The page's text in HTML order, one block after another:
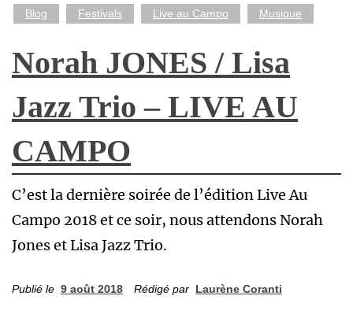
Blog Festivals Live au Campo Musique
Norah JONES / Lisa
Jazz Trio – LIVE AU
CAMPO
C’est la dernière soirée de l’édition Live Au
Campo 2018 et ce soir, nous attendons Norah
Jones et Lisa Jazz Trio.
Publié le 9 août 2018 Rédigé par Laurène Coranti